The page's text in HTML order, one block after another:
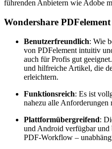
führenden Anbietern wie Adobe
Wondershare
Benutzerfreundlich: Wie
von PDFelement intuitiv
auch für Profis gut
und hilfreiche Artikel, die
erleichtern.
Funktionsreich: Es ist
nahezu alle Anforderungen
Plattformübergreifend:
und Android verfügbar
PDF-Workflow –